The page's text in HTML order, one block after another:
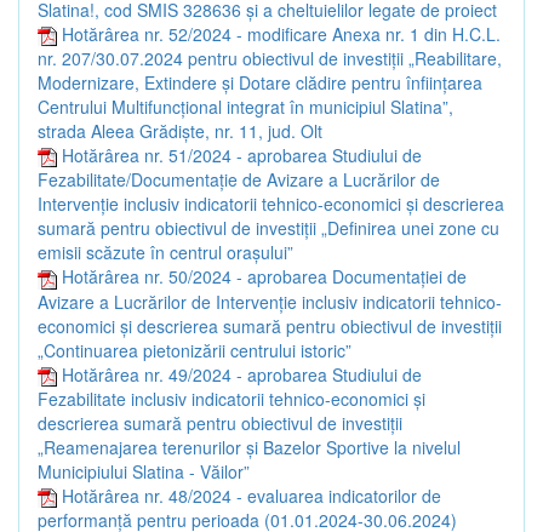
Slatina!, cod SMIS 328636 și a cheltuielilor legate de proiect
Hotărârea nr. 52/2024 - modificare Anexa nr. 1 din H.C.L.
nr. 207/30.07.2024 pentru obiectivul de investiții „Reabilitare,
Modernizare, Extindere și Dotare clădire pentru înființarea
Centrului Multifuncțional integrat în municipiul Slatina”,
strada Aleea Grădiște, nr. 11, jud. Olt
Hotărârea nr. 51/2024 - aprobarea Studiului de
Fezabilitate/Documentație de Avizare a Lucrărilor de
Intervenție inclusiv indicatorii tehnico-economici și descrierea
sumară pentru obiectivul de investiții „Definirea unei zone cu
emisii scăzute în centrul orașului”
Hotărârea nr. 50/2024 - aprobarea Documentației de
Avizare a Lucrărilor de Intervenție inclusiv indicatorii tehnico-
economici și descrierea sumară pentru obiectivul de investiții
„Continuarea pietonizării centrului istoric”
Hotărârea nr. 49/2024 - aprobarea Studiului de
Fezabilitate inclusiv indicatorii tehnico-economici și
descrierea sumară pentru obiectivul de investiții
„Reamenajarea terenurilor și Bazelor Sportive la nivelul
Municipiului Slatina - Văilor”
Hotărârea nr. 48/2024 - evaluarea indicatorilor de
performanță pentru perioada (01.01.2024-30.06.2024)